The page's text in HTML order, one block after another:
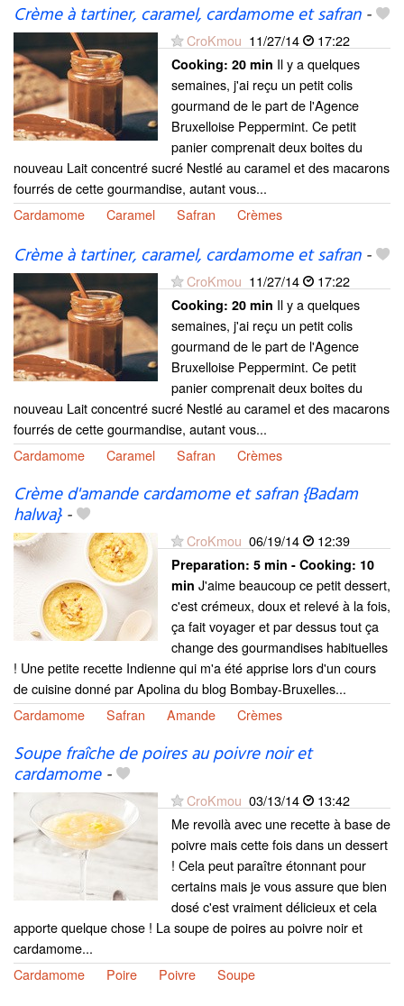
Crème à tartiner, caramel, cardamome et safran-
CroKmou 11/27/14 17:22
Cooking: 20 min Il y a quelques
semaines, j'ai reçu un petit colis
gourmand de le part de l'Agence
Bruxelloise Peppermint. Ce petit
panier comprenait deux boites du
nouveau Lait concentré sucré Nestlé au caramel et des macarons
fourrés de cette gourmandise, autant vous...
Cardamome
Caramel Safran Crèmes
Crème à tartiner, caramel, cardamome et safran-
CroKmou 11/27/14 17:22
Cooking: 20 min Il y a quelques
semaines, j'ai reçu un petit colis
gourmand de le part de l'Agence
Bruxelloise Peppermint. Ce petit
panier comprenait deux boites du
nouveau Lait concentré sucré Nestlé au caramel et des macarons
fourrés de cette gourmandise, autant vous...
Cardamome
Caramel Safran Crèmes
Crème d'amande cardamome et safran {Badam
halwa}-
CroKmou 06/19/14 12:39
Preparation: 5 min - Cooking: 10
min J'aime beaucoup ce petit dessert,
c'est crémeux, doux et relevé à la fois,
ça fait voyager et par dessus tout ça
change des gourmandises habituelles
! Une petite recette Indienne qui m'a été apprise lors d'un cours
de cuisine donné par Apolina du blog Bombay-Bruxelles...
Cardamome
Safran Amande Crèmes
Soupe fraîche de poires au poivre noir et
cardamome-
CroKmou 03/13/14
13:42
Me revoilà avec une recette à base de
poivre mais cette fois dans un dessert
! Cela peut paraître étonnant pour
certains mais je vous assure que bien
dosé c'est vraiment délicieux et cela
apporte quelque chose ! La soupe de poires au poivre noir et
cardamome...
Cardamome
Poire Poivre Soupe